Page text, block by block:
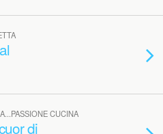
CUCINA
di